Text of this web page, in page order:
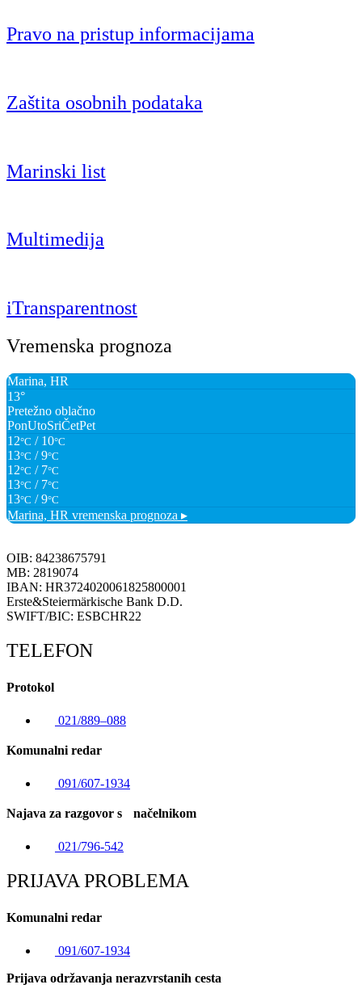
Pravo na pristup informacijama
Zaštita osobnih podataka
Marinski list
Multimedija
iTransparentnost
Vremenska prognoza
Marina, HR
13°
Pretežno oblačno
PonUtoSriČetPet
12°C / 10°C
13°C / 9°C
12°C / 7°C
13°C / 7°C
13°C / 9°C
Marina, HR vremenska prognoza ▸
OIB: 84238675791
MB: 2819074
IBAN: HR3724020061825800001
Erste&Steiermärkische Bank D.D.
SWIFT/BIC: ESBCHR22
TELEFON
Protokol
021/889–088
Komunalni redar
091/607-1934
Najava za razgovor s načelnikom
021/796-542
PRIJAVA PROBLEMA
Komunalni redar
091/607-1934
Prijava održavanja nerazvrstanih cesta